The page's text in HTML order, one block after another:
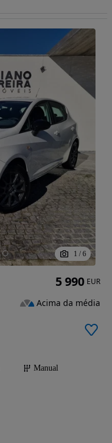
1 / 6
Manual
5 990 EUR
Acima da média